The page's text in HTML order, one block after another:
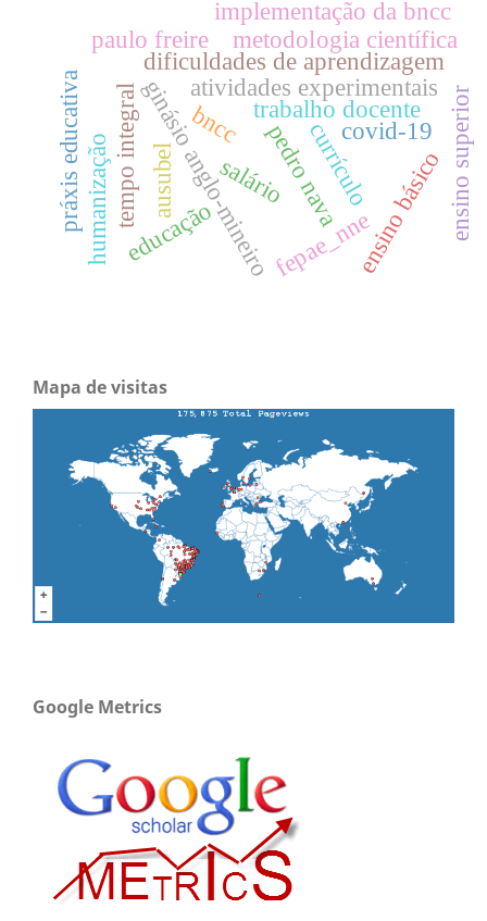
pedro nava
ginásio anglo-mineirotrabalho docente
atividades experimentais
ausubel
dificuldades de aprendizagem
ensino superior
metodologia científica
fepae_nne
implementação da bncc
tempo integral currículoensino básico
humanização
práxis educativa
paulo freire
educação
covid-19
bncc
salário
Mapa de visitas
Google Metrics